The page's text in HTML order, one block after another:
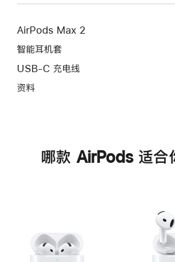
AirPods Max 2
智能耳机套
USB-C 充电线
资料
哪款 AirPods 适合